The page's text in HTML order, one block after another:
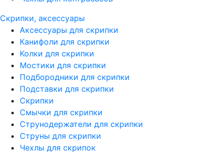
Скрипки, аксессуары
Аксессуары для скрипки
Канифоли для скрипки
Колки для скрипки
Мостики для скрипки
Подбородники для скрипки
Подставки для скрипки
Скрипки
Смычки для скрипки
Струнодержатели для скрипки
Струны для скрипки
Чехлы для скрипок